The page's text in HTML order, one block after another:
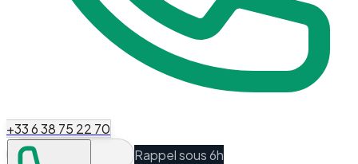
+33 6 38 75 22 70
Rappel sous 6h